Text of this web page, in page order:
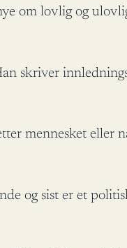
om lovlig og
skriver
mennesket eller
og sist er et